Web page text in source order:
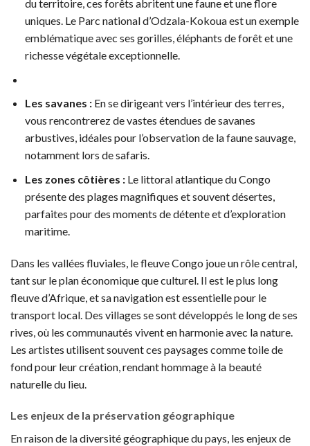
du territoire, ces forêts abritent une faune et une flore
uniques. Le Parc national d’Odzala-Kokoua est un exemple
emblématique avec ses gorilles, éléphants de forêt et une
richesse végétale exceptionnelle.
Les savanes :En se dirigeant vers l’intérieur des terres,
vous rencontrerez de vastes étendues de savanes
arbustives, idéales pour l’observation de la faune sauvage,
notamment lors de safaris.
Les zones côtières :Le littoral atlantique du Congo
présente des plages magnifiques et souvent désertes,
parfaites pour des moments de détente et d’exploration
maritime.
Dans les vallées fluviales, le fleuve Congo joue un rôle central,
tant sur le plan économique que culturel. Il est le plus long
fleuve d’Afrique, et sa navigation est essentielle pour le
transport local. Des villages se sont développés le long de ses
rives, où les communautés vivent en harmonie avec la nature.
Les artistes utilisent souvent ces paysages comme toile de
fond pour leur création, rendant hommage à la beauté
naturelle du lieu.
Les enjeux de la préservation géographique
En raison de la diversité géographique du pays, les enjeux de